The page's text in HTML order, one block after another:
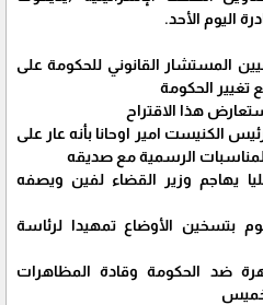
اليوم الأحد.
المستشار القانوني للحكومة على
الحكومة
هذا الاقتراح
امير اوحانا بأنه عار على
الرسمية مع صديقه
يهاجم وزير القضاء لفين ويصفه
بتسخين الأوضاع تمهيدا لرئاسة
ضد الحكومة وقادة المظاهرات